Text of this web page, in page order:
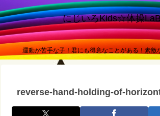
にじいろKids☆体操
運動が苦手な子！君にも得意なことがある！素敵
reverse-hand-holding-of-